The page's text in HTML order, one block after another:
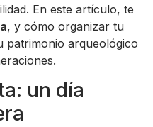
En este artículo, te
, y cómo organizar tu
patrimonio arqueológico
un día